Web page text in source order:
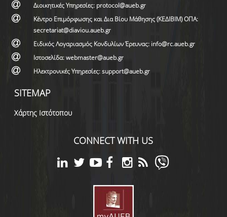
Διοικητικές Υπηρεσίες: protocol@aueb.gr
Κέντρο Επιμόρφωσης και Δια Βίου Μάθησης (ΚΕΔΙΒΙΜ) ΟΠΑ:
secretariat@diaviou.aueb.gr
Ειδικός Λογαριασμός Κονδυλίων Έρευνας: info@rc.aueb.gr
Ιστοσελίδα: webmaster@aueb.gr
Ηλεκτρονικές Υπηρεσίες: support@aueb.gr
SITEMAP
Χάρτης Ιστότοπου
CONNECT WITH US